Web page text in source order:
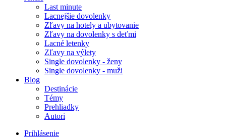
Last minute
Lacnejšie dovolenky
Zľavy na hotely a ubytovanie
Zľavy na dovolenky s deťmi
Lacné letenky
Zľavy na výlety
Single dovolenky - ženy
Single dovolenky - muži
Blog
Destinácie
Témy
Prehliadky
Autori
Prihlásenie